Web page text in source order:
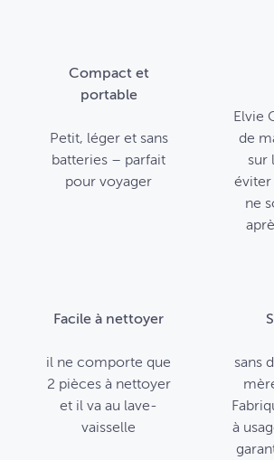
Compact et
portable
Petit, léger et sans
batteries – parfait
pour voyager
Elvie
de
sur
éviter
ne
Facile à nettoyer
il ne comporte que
2 pièces à nettoyer
et il va au lave-
vaisselle
sans
à